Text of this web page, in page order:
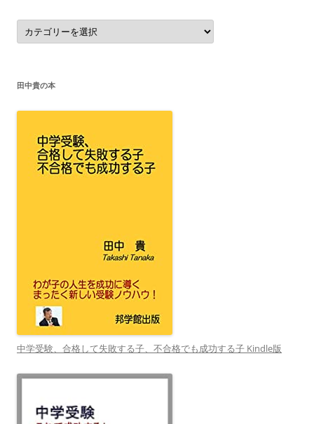
カ
テ
ゴ
田中貴の本
中学受験、合格して失敗する子、不合格でも成功する子 Kindle版